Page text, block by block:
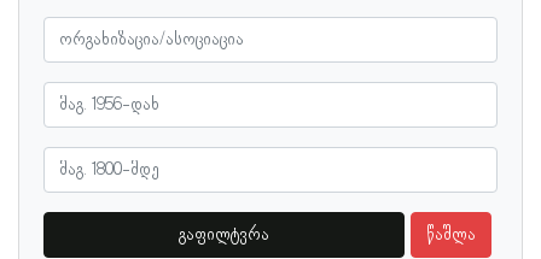
გაფილტვრა წაშლა